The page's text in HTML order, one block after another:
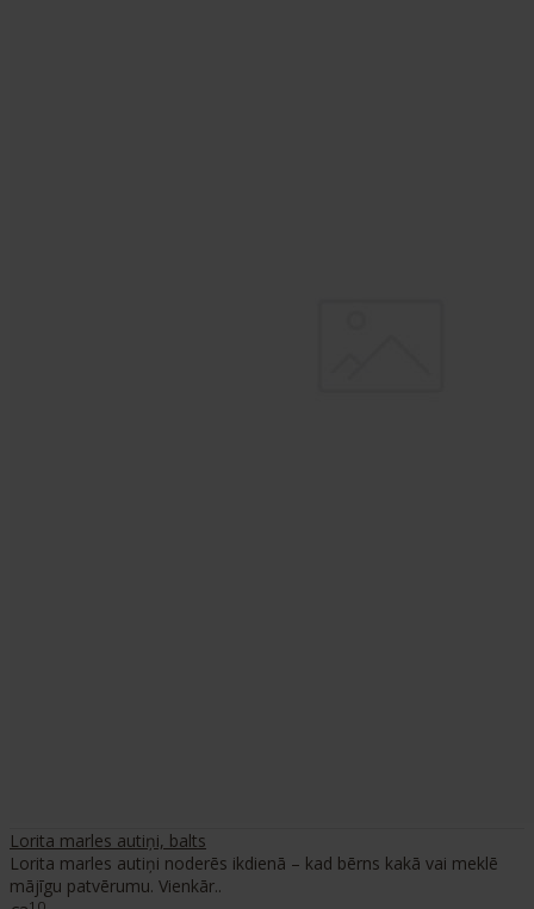
Lorita marles autiņi, balts
Lorita marles autiņi noderēs ikdienā – kad bērns kakā vai meklē
mājīgu patvērumu. Vienkār..